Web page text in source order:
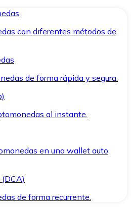
con diferentes métodos de
de forma rápida y segura.
al instante.
en una wallet auto
de forma recurrente.